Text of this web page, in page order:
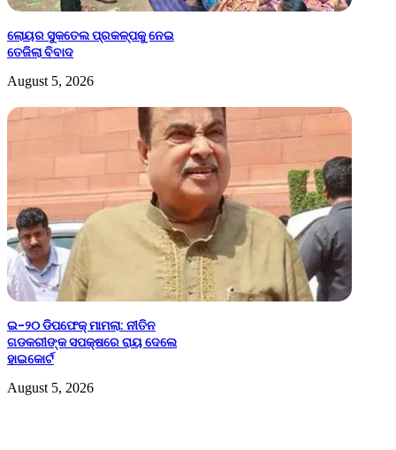
ଲୋୟର ସୁକତେଲ ପ୍ରକଳ୍ପକୁ ନେଇ
ତେଜିଲା ବିବାଦ
August 5, 2026
ଇ-୨୦ ଡିପଫେକ୍ ମାମଲା: ନୀତିନ
ଗଡକରୀଙ୍କ ସପକ୍ଷରେ ରାୟ ଦେଲେ
ହାଇକୋର୍ଟ
August 5, 2026